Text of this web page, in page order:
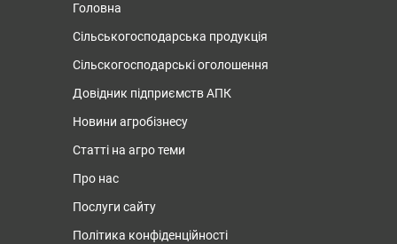
Головна
Сільськогосподарська продукція
Сільскогосподарські оголошення
Довідник підприємств АПК
Новини агробізнесу
Статті на агро теми
Про нас
Послуги сайту
Політика конфіденційності